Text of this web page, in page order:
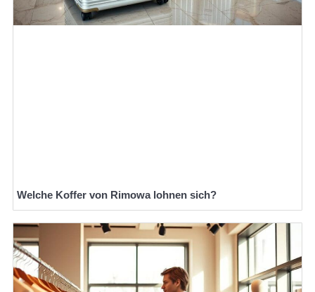
Welche Koffer von Rimowa lohnen sich?